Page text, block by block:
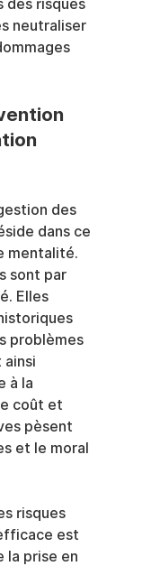
des risques
neutraliser
des
dans ce
mentalité.
sont par
Elles
problèmes
ainsi
à la
coût et
pèsent
et le moral
risques
est
la prise en